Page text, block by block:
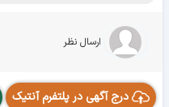
ارسال نظر
درج آگهی در پلتفرم آنتیک